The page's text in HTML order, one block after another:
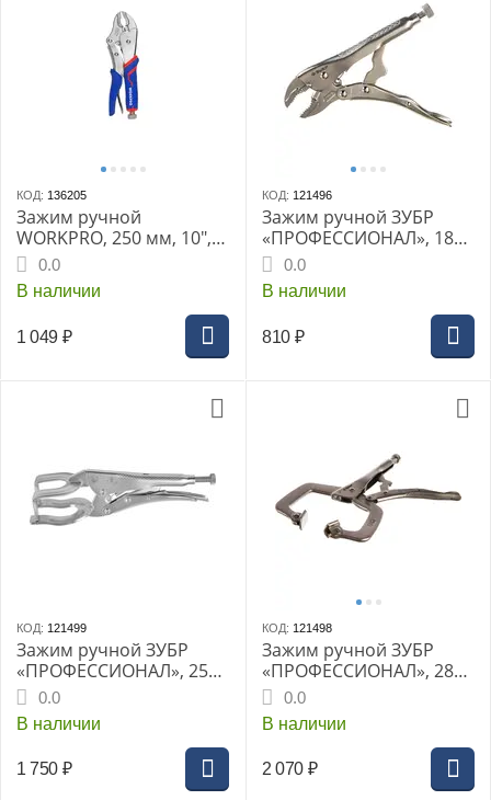
КОД: 136205
Зажим ручной
WORKPRO, 250 мм, 10",
CR-V, с изогнутыми
губками (WP231074)
0.0
В наличии
1 049 ₽
КОД: 121496
Зажим ручной ЗУБР
«ПРОФЕССИОНАЛ», 180
мм, CrV (22510-18)
0.0
В наличии
810 ₽
КОД: 121499
Зажим ручной ЗУБР
«ПРОФЕССИОНАЛ», 250
мм, для сварочных
работ, фиксация
круглых деталей, CrV
0.0
В наличии
1 750 ₽
КОД: 121498
Зажим ручной ЗУБР
«ПРОФЕССИОНАЛ», 280
мм, точечный с
подвижными губками,
CrV (22517)
0.0
В наличии
2 070 ₽